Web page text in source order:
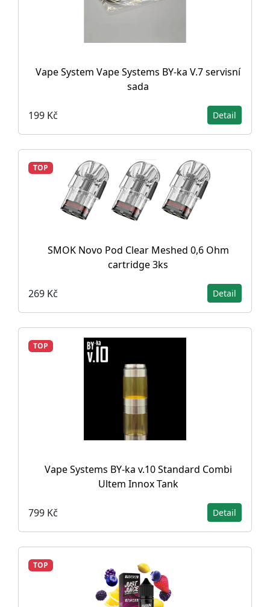
Vape System Vape Systems BY-ka V.7 servisní
sada
199 Kč Detail
TOP
SMOK Novo Pod Clear Meshed 0,6 Ohm
cartridge 3ks
269 Kč Detail
TOP
Vape Systems BY-ka v.10 Standard Combi
Ultem Innox Tank
799 Kč Detail
TOP